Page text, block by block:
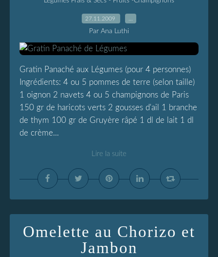
27.11.2009
Par Ana Luthi
Gratin Panaché aux Légumes (pour 4 personnes)
Ingrédients: 4 ou 5 pommes de terre (selon taille)
1 oignon 2 navets 4 ou 5 champignons de Paris
150 gr de haricots verts 2 gousses d'ail 1 branche
de thym 100 gr de Gruyère râpé 1 dl de lait 1 dl
de crème...
Lire la suite
Omelette au Chorizo et
Jambon